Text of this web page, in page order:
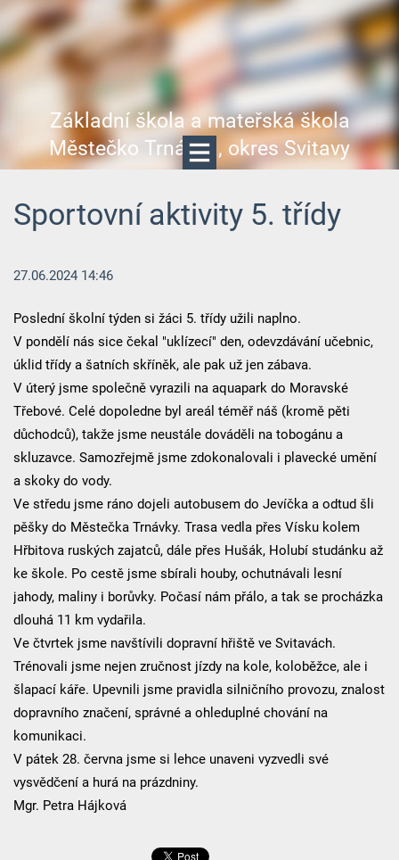
Základní škola a mateřská škola
Městečko Trnávka, okres Svitavy
Sportovní aktivity 5. třídy
27.06.2024 14:46
Poslední školní týden si žáci 5. třídy užili naplno.
V pondělí nás sice čekal "uklízecí" den, odevzdávání učebnic,
úklid třídy a šatních skříněk, ale pak už jen zábava.
V úterý jsme společně vyrazili na aquapark do Moravské
Třebové. Celé dopoledne byl areál téměř náš (kromě pěti
důchodců), takže jsme neustále dováděli na tobogánu a
skluzavce. Samozřejmě jsme zdokonalovali i plavecké umění
a skoky do vody.
Ve středu jsme ráno dojeli autobusem do Jevíčka a odtud šli
pěšky do Městečka Trnávky. Trasa vedla přes Vísku kolem
Hřbitova ruských zajatců, dále přes Hušák, Holubí studánku až
ke škole. Po cestě jsme sbírali houby, ochutnávali lesní
jahody, maliny i borůvky. Počasí nám přálo, a tak se procházka
dlouhá 11 km vydařila.
Ve čtvrtek jsme navštívili dopravní hřiště ve Svitavách.
Trénovali jsme nejen zručnost jízdy na kole, koloběžce, ale i
šlapací káře. Upevnili jsme pravidla silničního provozu, znalost
dopravního značení, správné a ohleduplné chování na
komunikaci.
V pátek 28. června jsme si lehce unaveni vyzvedli své
vysvědčení a hurá na prázdniny.
Mgr. Petra Hájková